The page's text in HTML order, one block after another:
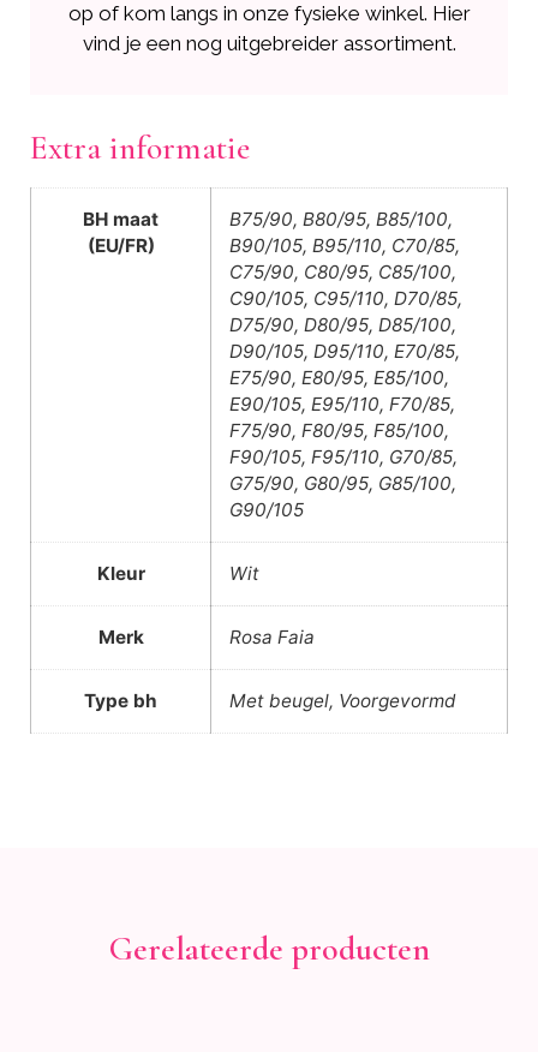
op of kom langs in onze fysieke winkel. Hier
vind je een nog uitgebreider assortiment.
Extra informatie
BH maat
(EU/FR)
B75/90, B80/95, B85/100,
B90/105, B95/110, C70/85,
C75/90, C80/95, C85/100,
C90/105, C95/110, D70/85,
D75/90, D80/95, D85/100,
D90/105, D95/110, E70/85,
E75/90, E80/95, E85/100,
E90/105, E95/110, F70/85,
F75/90, F80/95, F85/100,
F90/105, F95/110, G70/85,
G75/90, G80/95, G85/100,
G90/105
Kleur Wit
Merk Rosa Faia
Type bh Met beugel, Voorgevormd
Gerelateerde producten